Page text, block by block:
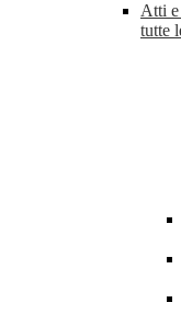
Atti e
tutte